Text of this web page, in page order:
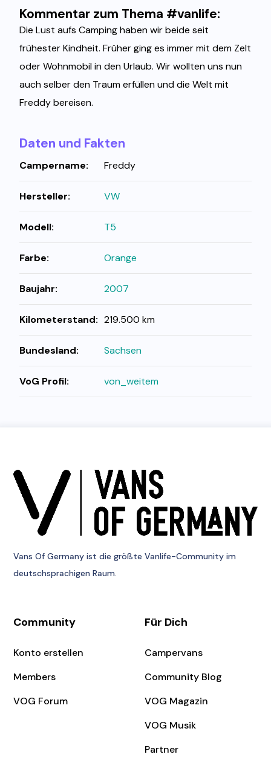
Kommentar zum Thema #vanlife:
Die Lust aufs Camping haben wir beide seit
frühester Kindheit. Früher ging es immer mit dem Zelt
oder Wohnmobil in den Urlaub. Wir wollten uns nun
auch selber den Traum erfüllen und die Welt mit
Freddy bereisen.
Daten und Fakten
Campername: Freddy
Hersteller: VW
Modell: T5
Farbe: Orange
Baujahr: 2007
Kilometerstand: 219.500 km
Bundesland: Sachsen
VoG Profil: von_weitem
Vans Of Germany ist die größte Vanlife-Community im
deutschsprachigen Raum.
Community
Konto erstellen
Members
VOG Forum
Für Dich
Campervans
Community Blog
VOG Magazin
VOG Musik
Partner